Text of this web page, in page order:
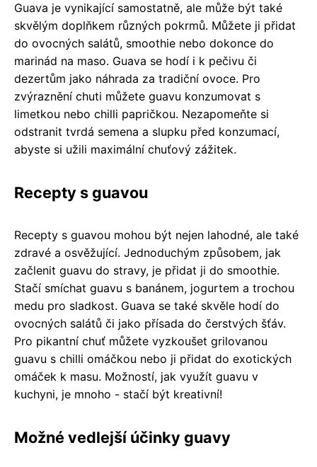
Guava je vynikající samostatně, ale může být také
skvělým doplňkem různých pokrmů. Můžete ji přidat
do ovocných salátů, smoothie nebo dokonce do
marinád na maso. Guava se hodí i k pečivu či
dezertům jako náhrada za tradiční ovoce. Pro
zvýraznění chuti můžete guavu konzumovat s
limetkou nebo chilli papričkou. Nezapomeňte si
odstranit tvrdá semena a slupku před konzumací,
abyste si užili maximální chuťový zážitek.
Recepty s guavou
Recepty s guavou mohou být nejen lahodné, ale také
zdravé a osvěžující. Jednoduchým způsobem, jak
začlenit guavu do stravy, je přidat ji do smoothie.
Stačí smíchat guavu s banánem, jogurtem a trochou
medu pro sladkost. Guava se také skvěle hodí do
ovocných salátů či jako přísada do čerstvých šťáv.
Pro pikantní chuť můžete vyzkoušet grilovanou
guavu s chilli omáčkou nebo ji přidat do exotických
omáček k masu. Možností, jak využít guavu v
kuchyni, je mnoho - stačí být kreativní!
Možné vedlejší účinky guavy